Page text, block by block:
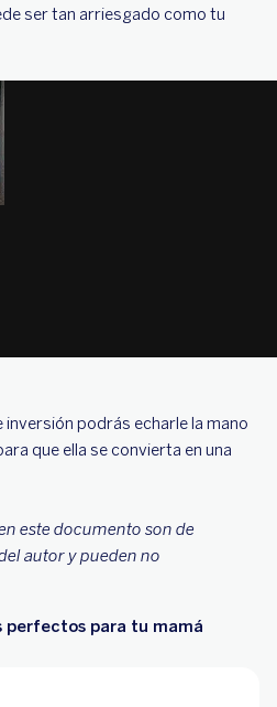
ser tan arriesgado como tu
podrás echarle la mano
que ella se convierta en una
este documento son de
autor y pueden no
perfectos para tu mamá